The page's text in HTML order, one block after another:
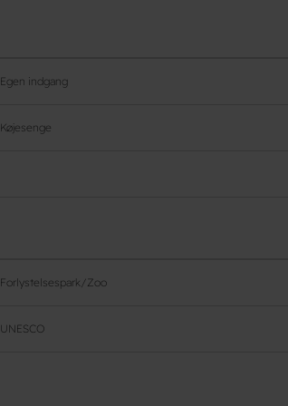
Egen indgang
Køjesenge
Forlystelsespark/Zoo
UNESCO